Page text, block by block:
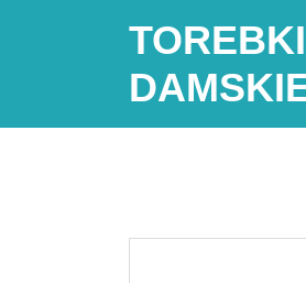
TOREBKI